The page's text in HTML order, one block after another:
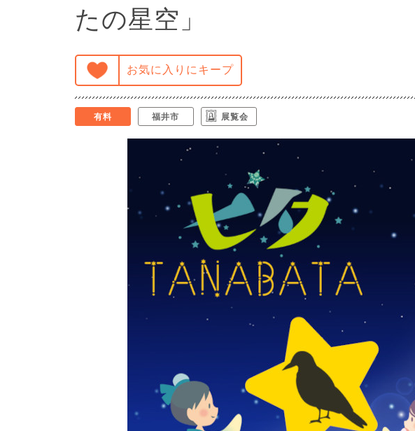
たの星空」
お気に入りにキープ
有料 福井市 展覧会